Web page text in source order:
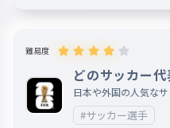
019
プロを一人でも
purowohitoridemoooku
プロを一人でも多く
難易度
どのサッカー
日本や外国の人気な
れが好き？僕はリオ
#サッカー選手